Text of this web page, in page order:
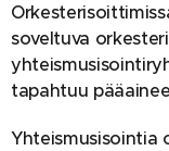
soveltuva
tapahtuu
Yhteismusisointia